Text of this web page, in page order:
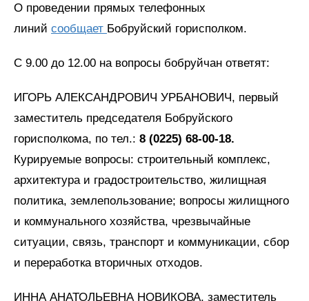
О проведении прямых телефонных
линий сообщает Бобруйский горисполком.
С 9.00 до 12.00 на вопросы бобруйчан ответят:
ИГОРЬ АЛЕКСАНДРОВИЧ УРБАНОВИЧ, первый
заместитель председателя Бобруйского
горисполкома, по тел.: 8 (0225) 68-00-18.
Курируемые вопросы: строительный комплекс,
архитектура и градостроительство, жилищная
политика, землепользование; вопросы жилищного
и коммунального хозяйства, чрезвычайные
ситуации, связь, транспорт и коммуникации, сбор
и переработка вторичных отходов.
ИННА АНАТОЛЬЕВНА НОВИКОВА, заместитель